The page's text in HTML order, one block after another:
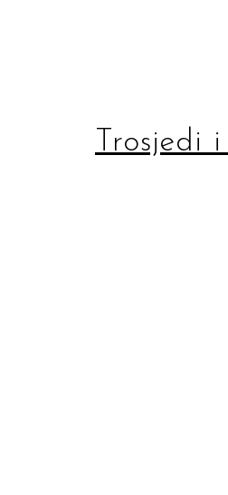
Trosjedi